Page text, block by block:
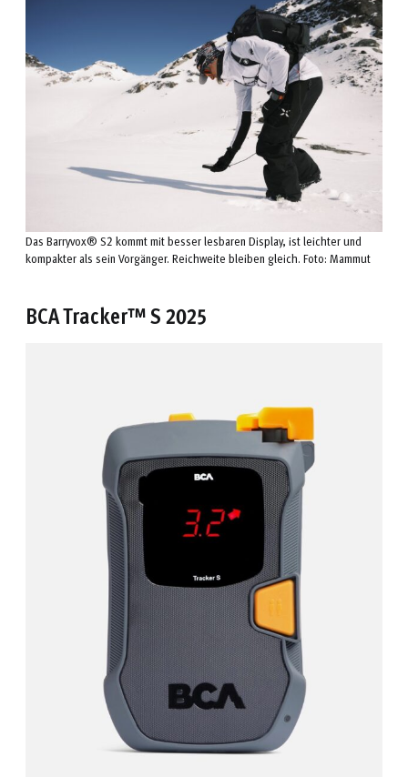
Das Barryvox® S2 kommt mit besser lesbaren Display, ist leichter und
kompakter als sein Vorgänger. Reichweite bleiben gleich. Foto: Mammut
BCA Tracker™ S 2025